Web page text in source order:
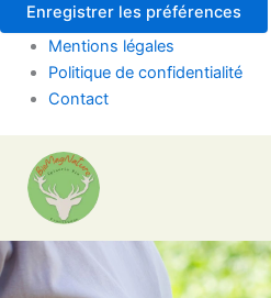
Enregistrer les préférences
Mentions légales
Politique de confidentialité
Contact